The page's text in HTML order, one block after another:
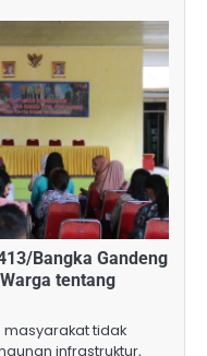
Bangka Gandeng
tentang
masyarakat tidak
infrastruktur,